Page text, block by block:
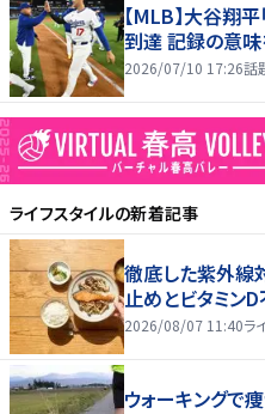
【MLB】大谷翔
到達 記録の意味
2026/07/10 17:26話
ライフスタイルの新着記事
徹底した紫外線
止めとビタミン
2026/08/07 11:40ラ
ウォーキングで